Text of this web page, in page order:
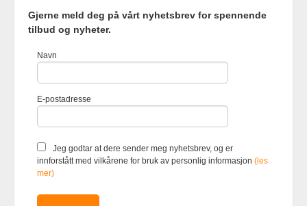
Nyhetsbrev
Foretaksregisteret 920903363
du får en bedre kjøpsopplevelse og
bruker cookies hovedsaklig til å
hva du har puttet i handlekurven
din. Fortsett å bruke siden som
mer
Gjerne meld deg på vårt nyhetsbrev for spennende
tilbud og nyheter.
Navn
E-postadresse
Jeg godtar at dere sender meg nyhetsbrev, og er
innforstått med vilkårene for bruk av personlig informasjon(les
mer)